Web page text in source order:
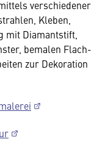
verschiedener
Kleben,
mit Diamantstift,
bemalen Flach-
zur Dekoration